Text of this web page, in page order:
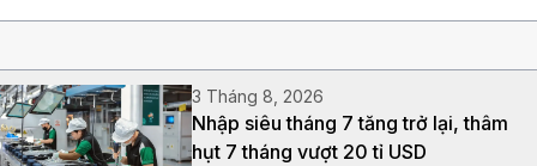
3 Tháng 8, 2026
Nhập siêu tháng 7 tăng trở lại, thâm
hụt 7 tháng vượt 20 tỉ USD